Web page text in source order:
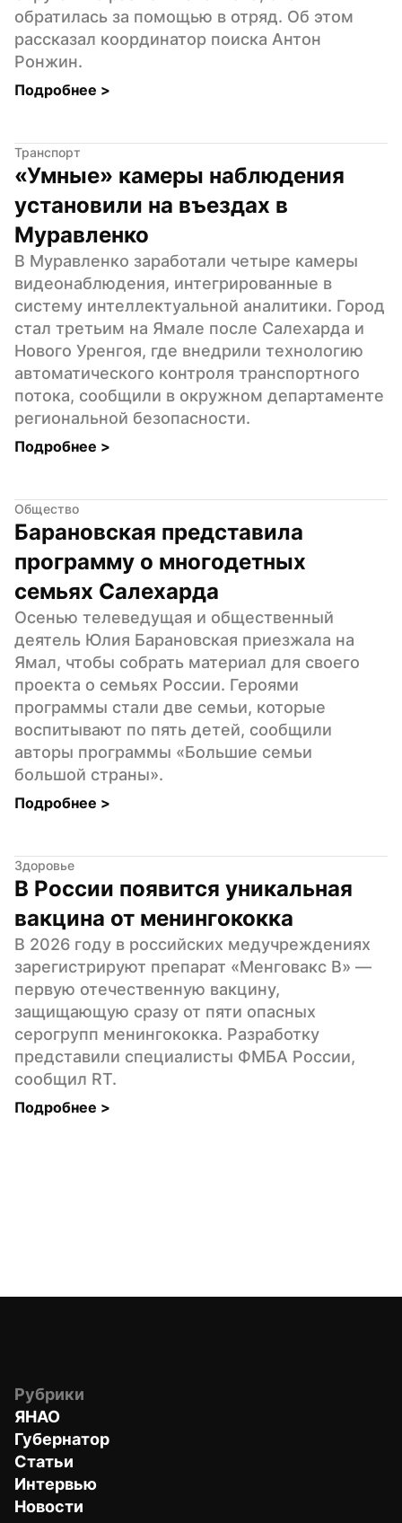
обратилась за помощью в отряд. Об этом
рассказал координатор поиска Антон
Ронжин.
Подробнее >
Транспорт
«Умные» камеры наблюдения
установили на въездах в
Муравленко
В Муравленко заработали четыре камеры
видеонаблюдения, интегрированные в
систему интеллектуальной аналитики. Город
стал третьим на Ямале после Салехарда и
Нового Уренгоя, где внедрили технологию
автоматического контроля транспортного
потока, сообщили в окружном департаменте
региональной безопасности.
Подробнее >
Общество
Барановская представила
программу о многодетных
семьях Салехарда
Осенью телеведущая и общественный
деятель Юлия Барановская приезжала на
Ямал, чтобы собрать материал для своего
проекта о семьях России. Героями
программы стали две семьи, которые
воспитывают по пять детей, сообщили
авторы программы «Большие семьи
большой страны».
Подробнее >
Здоровье
В России появится уникальная
вакцина от менингококка
В 2026 году в российских медучреждениях
зарегистрируют препарат «Менговакс B» —
первую отечественную вакцину,
защищающую сразу от пяти опасных
серогрупп менингококка. Разработку
представили специалисты ФМБА России,
сообщил RT.
Подробнее >
Рубрики
ЯНАО
Губернатор
Статьи
Интервью
Новости